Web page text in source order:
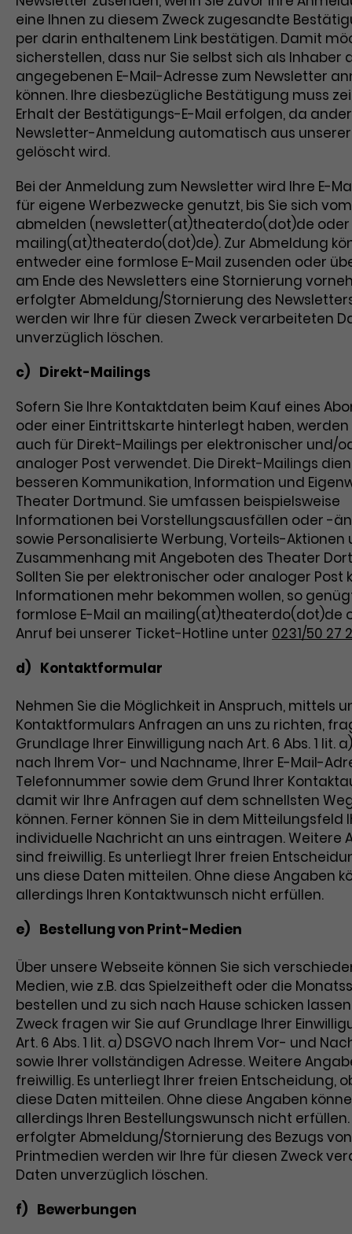
eine Ihnen zu diesem Zweck zugesandte
per darin enthaltenem Link bestätigen. Damit
sicherstellen, dass nur Sie selbst sich als Inhaber
angegebenen E-Mail-Adresse zum Newsletter
können. Ihre diesbezügliche Bestätigung muss
Erhalt der Bestätigungs-E-Mail erfolgen, da
Newsletter-Anmeldung automatisch aus
gelöscht wird.
Bei der Anmeldung zum Newsletter wird Ihre E-
für eigene Werbezwecke genutzt, bis Sie sich
abmelden (newsletter(at)theaterdo(dot)de oder
mailing(at)theaterdo(dot)de). Zur Abmeldung
entweder eine formlose E-Mail zusenden oder
am Ende des Newsletters eine Stornierung
erfolgter Abmeldung/Stornierung des
werden wir Ihre für diesen Zweck verarbeiteten
unverzüglich löschen.
c) Direkt-Mailings
Sofern Sie Ihre Kontaktdaten beim Kauf eines
oder einer Eintrittskarte hinterlegt haben, werden
auch für Direkt-Mailings per elektronischer und/
analoger Post verwendet. Die Direkt-Mailings
besseren Kommunikation, Information und
Theater Dortmund. Sie umfassen beispielsweise
Informationen bei Vorstellungsausfällen oder -
sowie Personalisierte Werbung, Vorteils-Aktionen
Zusammenhang mit Angeboten des Theater
Sollten Sie per elektronischer oder analoger Post
Informationen mehr bekommen wollen, so
formlose E-Mail an mailing(at)theaterdo(dot)de
Anruf bei unserer Ticket-Hotline unter 0231/50 27
d) Kontaktformular
Nehmen Sie die Möglichkeit in Anspruch, mittels
Kontaktformulars Anfragen an uns zu richten,
Grundlage Ihrer Einwilligung nach Art. 6 Abs. 1 lit. a)
nach Ihrem Vor- und Nachname, Ihrer E-Mail-
Telefonnummer sowie dem Grund Ihrer
damit wir Ihre Anfragen auf dem schnellsten
können. Ferner können Sie in dem Mitteilungsfeld
individuelle Nachricht an uns eintragen. Weitere
sind freiwillig. Es unterliegt Ihrer freien
uns diese Daten mitteilen. Ohne diese Angaben
allerdings Ihren Kontaktwunsch nicht erfüllen.
e) Bestellung von Print-Medien
Über unsere Webseite können Sie sich
Medien, wie z.B. das Spielzeitheft oder die
bestellen und zu sich nach Hause schicken
Zweck fragen wir Sie auf Grundlage Ihrer
Art. 6 Abs. 1 lit. a) DSGVO nach Ihrem Vor- und
sowie Ihrer vollständigen Adresse. Weitere
freiwillig. Es unterliegt Ihrer freien Entscheidung,
diese Daten mitteilen. Ohne diese Angaben
allerdings Ihren Bestellungswunsch nicht
erfolgter Abmeldung/Stornierung des Bezugs von
Printmedien werden wir Ihre für diesen Zweck
Daten unverzüglich löschen.
f) Bewerbungen